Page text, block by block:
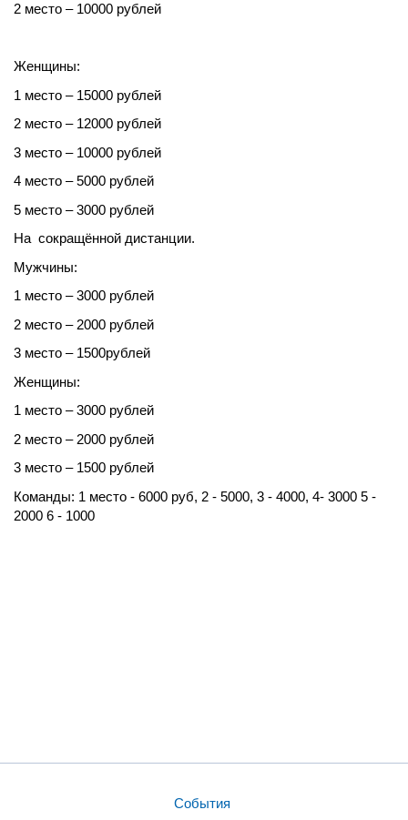
2 место – 10000 рублей
Женщины:
1 место – 15000 рублей
2 место – 12000 рублей
3 место – 10000 рублей
4 место – 5000 рублей
5 место – 3000 рублей
На сокращённой дистанции.
Мужчины:
1 место – 3000 рублей
2 место – 2000 рублей
3 место – 1500рублей
Женщины:
1 место – 3000 рублей
2 место – 2000 рублей
3 место – 1500 рублей
Команды: 1 место - 6000 руб, 2 - 5000, 3 - 4000, 4- 3000 5 -
2000 6 - 1000
События